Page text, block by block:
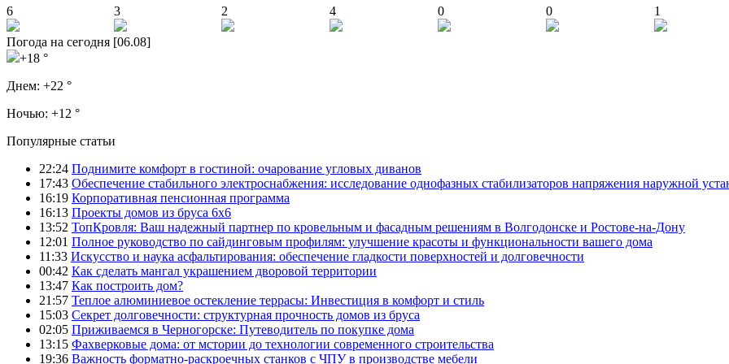
6
3 2 4 0 0 1
Погода на сегодня [06.08]
+18 °
Днем: +22 °
Ночью: +12 °
Популярные статьи
22:24 Поднимите комфорт в гостиной: очарование угловых диванов
17:43 Обеспечение стабильного электроснабжения: исследование однофазных стабилизаторов напряжения наружной
16:19 Корпоративная пенсионная программа
16:13 Проекты домов из бруса 6х6
13:52 ТопКровля: Ваш надежный партнер по кровельным и фасадным решениям в Волгодонске и Ростове-на-Дону
12:01 Полное руководство по сайдинговым профилям: улучшение красоты и функциональности вашего дома
11:33 Искусство и наука асфальтирования: обеспечение гладкости поверхностей и долговечности
00:42 Как сделать мангал украшением дворовой территории
13:47 Как построить дом?
21:57 Теплое алюминиевое остекление террасы: Инвестиция в комфорт и стиль
15:03 Секрет долговечности: структурная прочность домов из бруса
02:05 Приживаемся в Черногорске: Путеводитель по покупке дома
13:15 Фахверковые дома: от мстории до технологии современного строительства
19:36 Важность форматно-раскроечных станков с ЧПУ в производстве мебели